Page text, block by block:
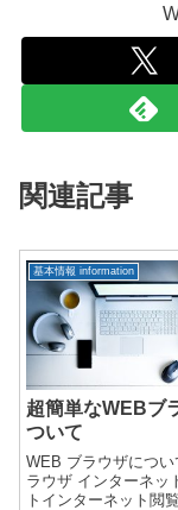
関連記事
基本情報 information
超簡単なWEBブ
ついて
WEB ブラウザにつ
ラウザ インターネッ
トインターネット閲